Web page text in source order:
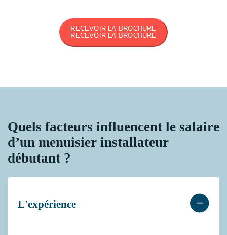
RECEVOIR LA BROCHURE
RECEVOIR LA BROCHURE
Quels facteurs influencent le salaire
d’un menuisier installateur
débutant ?
L'expérience